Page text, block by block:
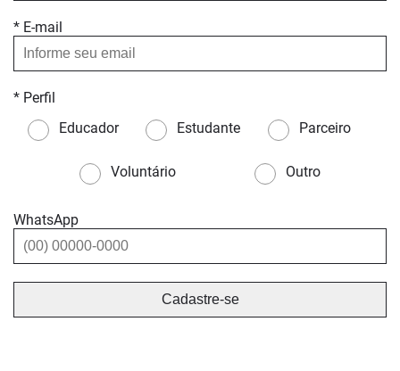
* E-mail
* Perfil
Educador
Estudante Parceiro
Voluntário Outro
WhatsApp